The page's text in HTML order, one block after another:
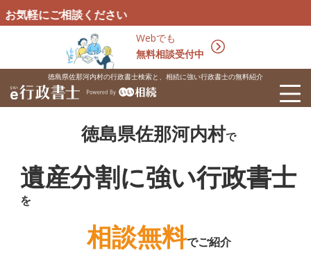
Webでも
無料相談受付中
談ください
徳島県佐那河内村の行政書士検索と、相続に強い行政書士の無料紹介
徳島県佐那河内村で
遺産分割に強い行政書士
を
相談無料でご紹介